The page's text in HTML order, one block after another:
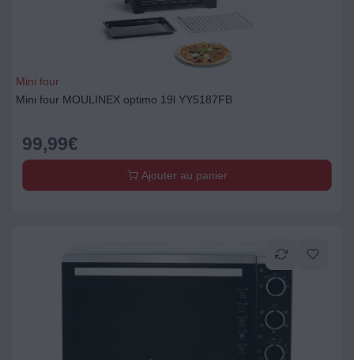
Mini four
Mini four MOULINEX optimo 19l YY5187FB
99,99€
Ajouter au panier